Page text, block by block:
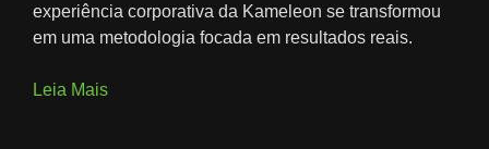
experiência corporativa da Kameleon se transformou
em uma metodologia focada em resultados reais.
Leia Mais